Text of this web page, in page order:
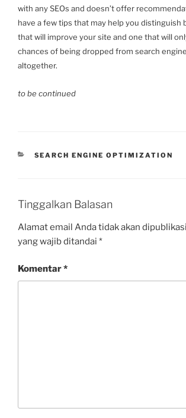
with any SEOs and doesn’t offer
have a few tips that may help you distinguish
that will improve your site and one that will
chances of being dropped from search
altogether.
to be continued
KATEGORI
SEARCH ENGINE OPTIMIZATION
Tinggalkan Balasan
Alamat email Anda tidak akan
yang wajib ditandai *
Komentar*